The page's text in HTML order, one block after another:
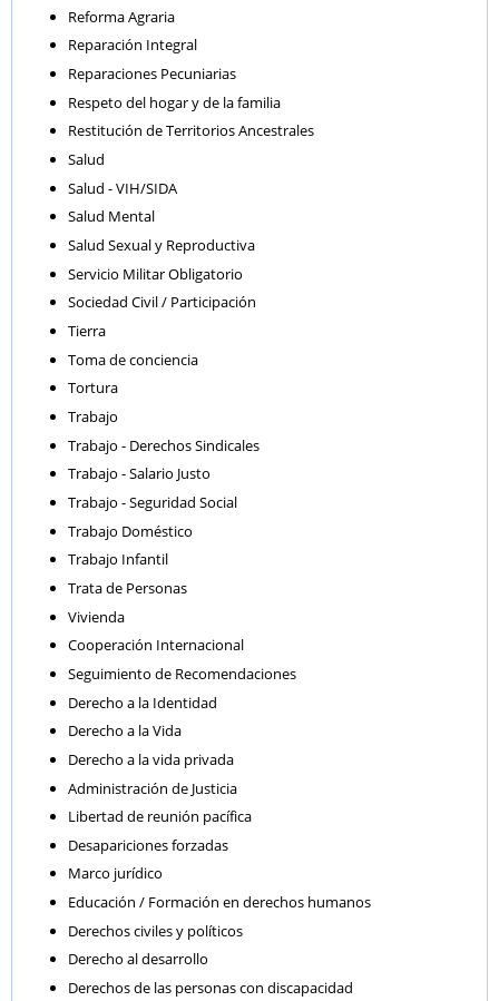
Reforma Agraria
Reparación Integral
Reparaciones Pecuniarias
Respeto del hogar y de la familia
Restitución de Territorios Ancestrales
Salud
Salud - VIH/SIDA
Salud Mental
Salud Sexual y Reproductiva
Servicio Militar Obligatorio
Sociedad Civil / Participación
Tierra
Toma de conciencia
Tortura
Trabajo
Trabajo - Derechos Sindicales
Trabajo - Salario Justo
Trabajo - Seguridad Social
Trabajo Doméstico
Trabajo Infantil
Trata de Personas
Vivienda
Cooperación Internacional
Seguimiento de Recomendaciones
Derecho a la Identidad
Derecho a la Vida
Derecho a la vida privada
Administración de Justicia
Libertad de reunión pacífica
Desapariciones forzadas
Marco jurídico
Educación / Formación en derechos humanos
Derechos civiles y políticos
Derecho al desarrollo
Derechos de las personas con discapacidad